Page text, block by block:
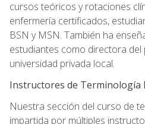
cursos teóricos y rotaciones
enfermería certificados,
BSN y MSN. También ha
estudiantes como directora del
universidad privada local.
Instructores de Terminología
Nuestra sección del curso de
impartida por múltiples